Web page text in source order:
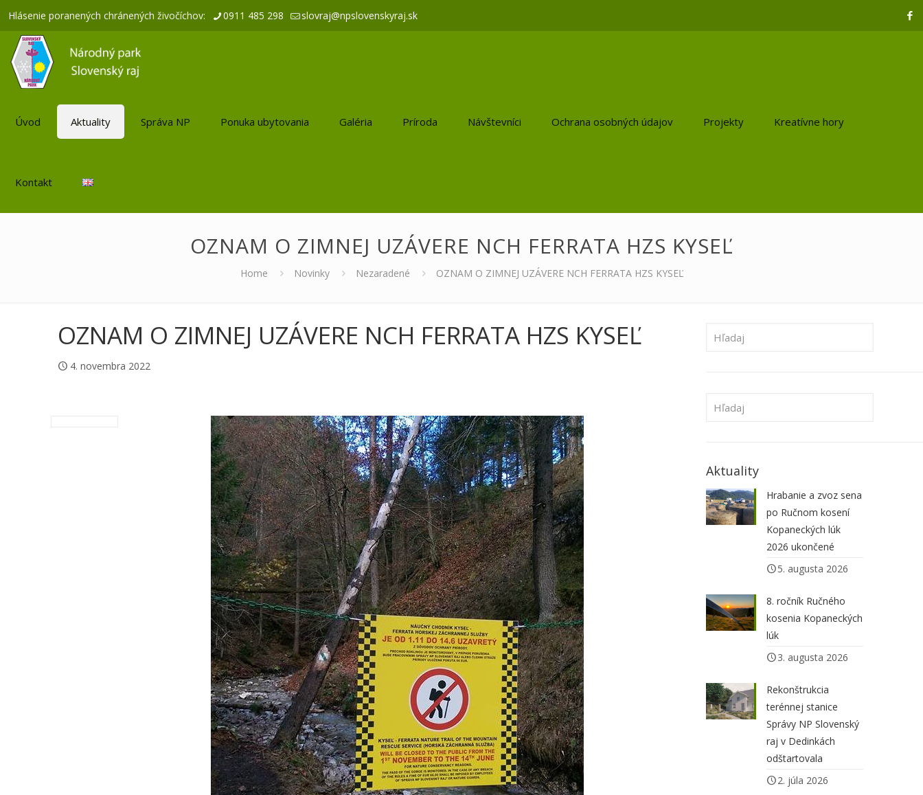
Hlásenie poranených chránených živočíchov: 0911 485 298 slovraj@npslovenskyraj.sk
Úvod Aktuality Správa NP Ponuka ubytovania Galéria Príroda Návštevníci Ochrana osobných údajov Projekty Kreatívne hory
Kontakt
OZNAM O ZIMNEJ UZÁVERE NCH FERRATA HZS KYSEĽ
Home Novinky Nezaradené OZNAM O ZIMNEJ UZÁVERE NCH FERRATA HZS KYSEĽ
OZNAM O ZIMNEJ UZÁVERE NCH FERRATA HZS KYSEĽ
4. novembra 2022
Aktuality
Hrabanie a zvoz sena
po Ručnom kosení
Kopaneckých lúk
2026 ukončené
5. augusta 2026
8. ročník Ručného
kosenia Kopaneckých
lúk
3. augusta 2026
Rekonštrukcia
terénnej stanice
Správy NP Slovenský
raj v Dedinkách
odštartovala
2. júla 2026